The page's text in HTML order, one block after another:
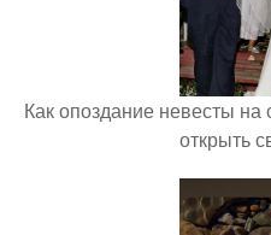
Как опоздание невесты на
открыть